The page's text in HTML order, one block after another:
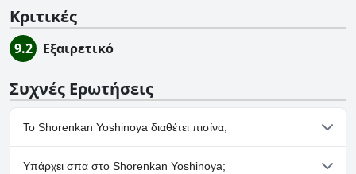
Κριτικές
9.2 Εξαιρετικό
Συχνές Ερωτήσεις
Το Shorenkan Yoshinoya διαθέτει πισίνα;
Όχι, το Shorenkan Yoshinoya δεν διαθέτει πισίνα.
Υπάρχει σπα στο Shorenkan Yoshinoya;